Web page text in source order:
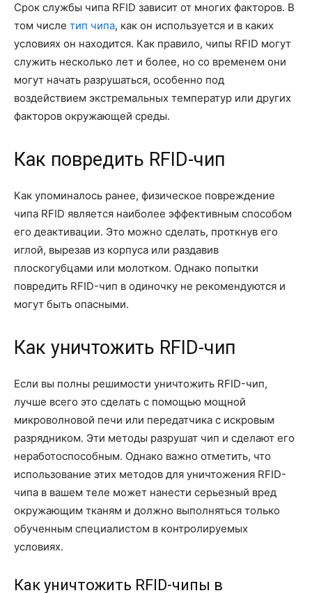
Срок службы чипа RFID зависит от многих факторов. В
том числе тип чипа, как он используется и в каких
условиях он находится. Как правило, чипы RFID могут
служить несколько лет и более, но со временем они
могут начать разрушаться, особенно под
воздействием экстремальных температур или других
факторов окружающей среды.
Как повредить RFID-чип
Как упоминалось ранее, физическое повреждение
чипа RFID является наиболее эффективным способом
его деактивации. Это можно сделать, проткнув его
иглой, вырезав из корпуса или раздавив
плоскогубцами или молотком. Однако попытки
повредить RFID-чип в одиночку не рекомендуются и
могут быть опасными.
Как уничтожить RFID-чип
Если вы полны решимости уничтожить RFID-чип,
лучше всего это сделать с помощью мощной
микроволновой печи или передатчика с искровым
разрядником. Эти методы разрушат чип и сделают его
неработоспособным. Однако важно отметить, что
использование этих методов для уничтожения RFID-
чипа в вашем теле может нанести серьезный вред
окружающим тканям и должно выполняться только
обученным специалистом в контролируемых
условиях.
Как уничтожить RFID-чипы в